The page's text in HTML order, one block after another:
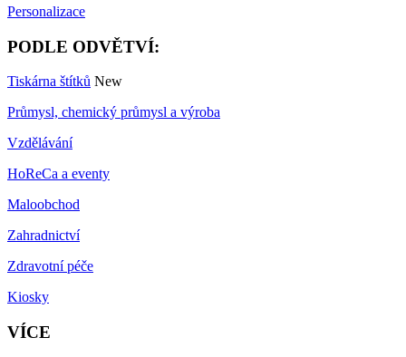
Personalizace
PODLE ODVĚTVÍ:
Tiskárna štítků New
Průmysl, chemický průmysl a výroba
Vzdělávání
HoReCa a eventy
Maloobchod
Zahradnictví
Zdravotní péče
Kiosky
VÍCE